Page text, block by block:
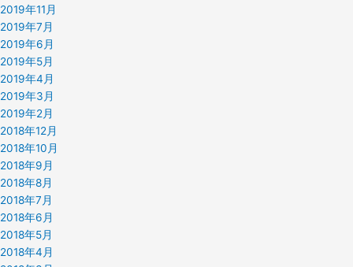
2019年11月
2019年7月
2019年6月
2019年5月
2019年4月
2019年3月
2019年2月
2018年12月
2018年10月
2018年9月
2018年8月
2018年7月
2018年6月
2018年5月
2018年4月